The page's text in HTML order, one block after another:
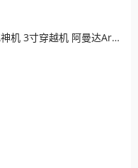
花飞神机 3寸穿越机 阿曼达Armattan 黑羊图传